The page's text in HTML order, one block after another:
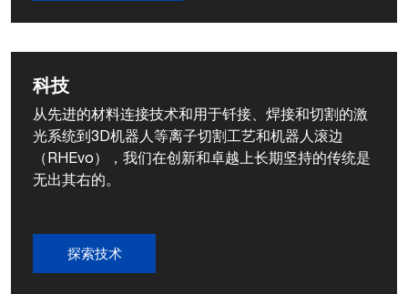
科技
从先进的材料连接技术和用于钎接、焊接和切割的激
光系统到3D机器人等离子切割工艺和机器人滚边
（RHEvo），我们在创新和卓越上长期坚持的传统是
无出其右的。
探索技术